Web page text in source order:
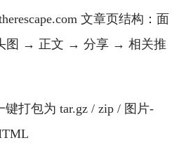
文章页结构：面
图 → 正文 → 分享 → 相关推
键打包为 tar.gz / zip / 图片-